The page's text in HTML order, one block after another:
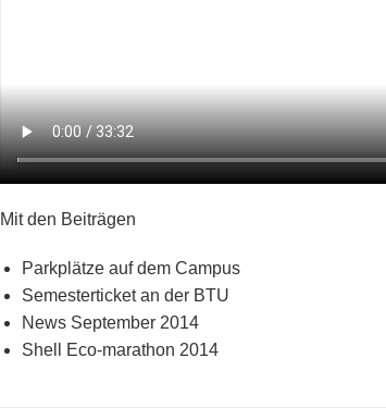
Mit den Beiträgen
Parkplätze auf dem Campus
Semesterticket an der BTU
News September 2014
Shell Eco-marathon 2014